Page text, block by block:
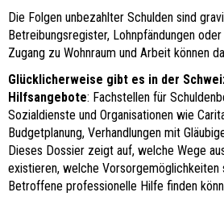
Die Folgen unbezahlter Schulden sind
Betreibungsregister, Lohnpfändungen
Zugang zu Wohnraum und Arbeit können
Glücklicherweise gibt es in der
Hilfsangebote: Fachstellen für
Sozialdienste und Organisationen wie
Budgetplanung, Verhandlungen mit
Dieses Dossier zeigt auf, welche Wege
existieren, welche Vorsorgemöglichkeiten
Betroffene professionelle Hilfe finden